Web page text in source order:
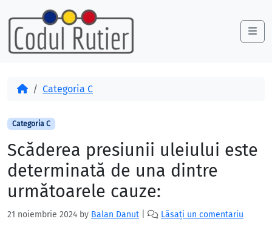
Skip to content
Skip to footer
AcasăCategoria C
Categoria C
Scăderea presiunii uleiului este
determinată de una dintre
următoarele cauze:
21 noiembrie 2024 by Balan Danut Lăsați un comentariu